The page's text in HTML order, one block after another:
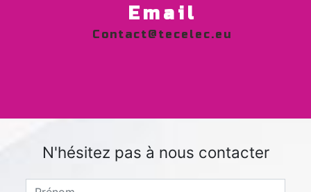
Email
contact@tecelec.eu
N'hésitez pas à nous contacter